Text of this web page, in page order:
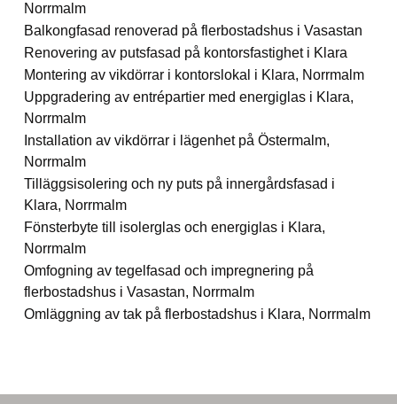
Norrmalm
Balkongfasad renoverad på flerbostadshus i Vasastan
Renovering av putsfasad på kontorsfastighet i Klara
Montering av vikdörrar i kontorslokal i Klara, Norrmalm
Uppgradering av entrépartier med energiglas i Klara,
Norrmalm
Installation av vikdörrar i lägenhet på Östermalm,
Norrmalm
Tilläggsisolering och ny puts på innergårdsfasad i
Klara, Norrmalm
Fönsterbyte till isolerglas och energiglas i Klara,
Norrmalm
Omfogning av tegelfasad och impregnering på
flerbostadshus i Vasastan, Norrmalm
Omläggning av tak på flerbostadshus i Klara, Norrmalm